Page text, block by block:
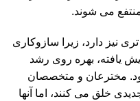
منتفع می شوند.
نیز دارد، زیرا سازوکاری
یافته، بهره روی رشد
مخترعان و متخصصان
خلق می کنند، اما آنها